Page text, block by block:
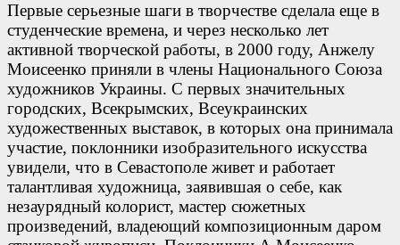
Первые серьезные шаги в творчестве сделала еще в
студенческие времена, и через несколько лет
активной творческой работы, в 2000 году, Анжелу
Моисеенко приняли в члены Национального Союза
художников Украины. С первых значительных
городских, Всекрымских, Всеукраинских
художественных выставок, в которых она принимала
участие, поклонники изобразительного искусства
увидели, что в Севастополе живет и работает
талантливая художница, заявившая о себе, как
незаурядный колорист, мастер сюжетных
произведений, владеющий композиционным даром